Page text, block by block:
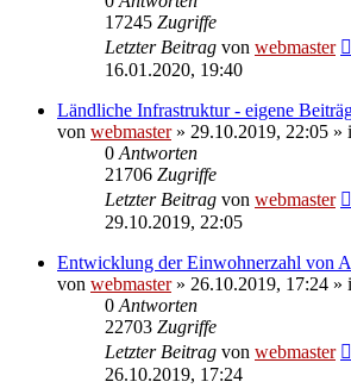
17245 Zugriffe
Letzter Beitrag von webmaster
16.01.2020, 19:40
Ländliche Infrastruktur - eigene
von webmaster» 29.10.2019, 22:05 »
0 Antworten
21706 Zugriffe
Letzter Beitrag von webmaster
29.10.2019, 22:05
Entwicklung der Einwohnerzahl von
von webmaster» 26.10.2019, 17:24 »
0 Antworten
22703 Zugriffe
Letzter Beitrag von webmaster
26.10.2019, 17:24